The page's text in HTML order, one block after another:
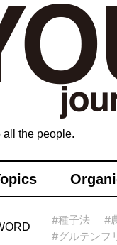
all the people.
#種子法 #
#グルテンフ